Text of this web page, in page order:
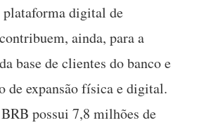
plataforma digital de
ainda, para a
base de clientes do banco e
de expansão física e digital.
possui 7,8 milhões de